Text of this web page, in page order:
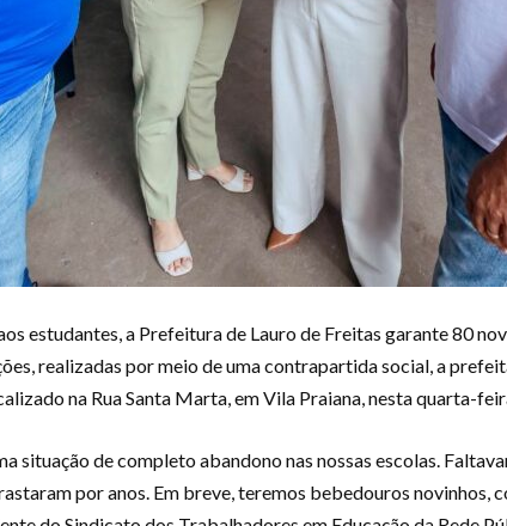
estudantes, a Prefeitura de Lauro de Freitas garante 80
realizadas por meio de uma contrapartida social, a
na Rua Santa Marta, em Vila Praiana, nesta quarta-
situação de completo abandono nas nossas escolas.
por anos. Em breve, teremos bebedouros novinhos,